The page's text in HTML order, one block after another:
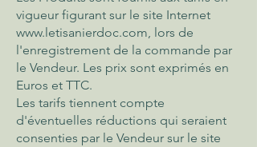
vigueur figurant sur le site Internet
www.letisanierdoc.com, lors de
l'enregistrement de la commande par
le Vendeur. Les prix sont exprimés en
Euros et TTC.
Les tarifs tiennent compte
d'éventuelles réductions qui seraient
consenties par le Vendeur sur le site